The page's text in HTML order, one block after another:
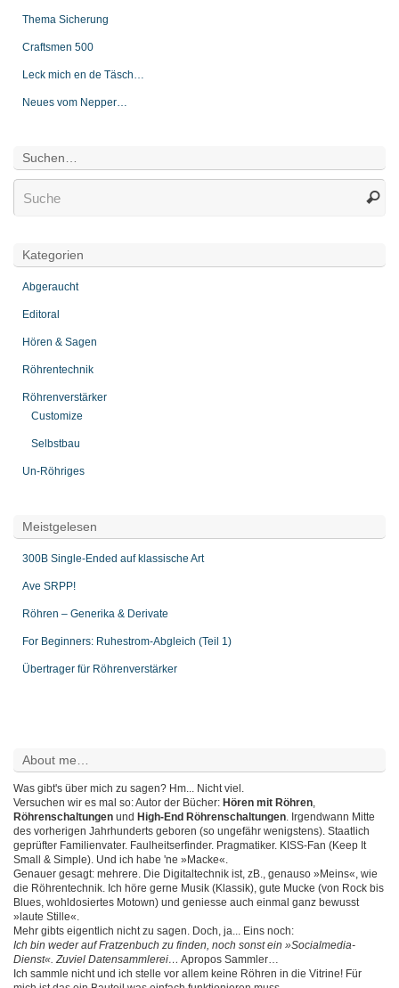
Thema Sicherung
Craftsmen 500
Leck mich en de Täsch…
Neues vom Nepper…
Suchen…
Kategorien
Abgeraucht
Editoral
Hören & Sagen
Röhrentechnik
Röhrenverstärker
Customize
Selbstbau
Un-Röhriges
Meistgelesen
300B Single-Ended auf klassische Art
Ave SRPP!
Röhren – Generika & Derivate
For Beginners: Ruhestrom-Abgleich (Teil 1)
Übertrager für Röhrenverstärker
About me…
Was gibt's über mich zu sagen? Hm... Nicht viel.
Versuchen wir es mal so: Autor der Bücher: Hören mit Röhren,
Röhrenschaltungen und High-End Röhrenschaltungen. Irgendwann Mitte
des vorherigen Jahrhunderts geboren (so ungefähr wenigstens). Staatlich
geprüfter Familienvater. Faulheitserfinder. Pragmatiker. KISS-Fan (Keep It
Small & Simple). Und ich habe 'ne »Macke«.
Genauer gesagt: mehrere. Die Digitaltechnik ist, zB., genauso »Meins«, wie
die Röhrentechnik. Ich höre gerne Musik (Klassik), gute Mucke (von Rock bis
Blues, wohldosiertes Motown) und geniesse auch einmal ganz bewusst
»laute Stille«.
Mehr gibts eigentlich nicht zu sagen. Doch, ja... Eins noch:
Ich bin weder auf Fratzenbuch zu finden, noch sonst ein »Socialmedia-
Dienst«. Zuviel Datensammlerei… Apropos Sammler…
Ich sammle nicht und ich stelle vor allem keine Röhren in die Vitrine! Für